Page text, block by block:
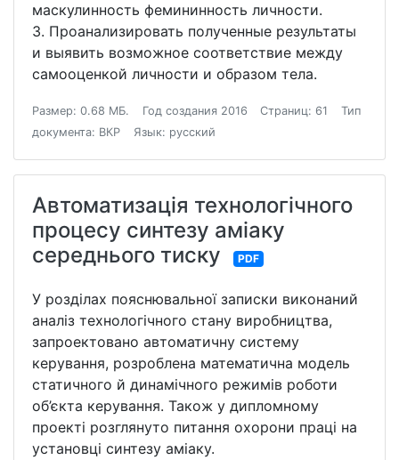
маскулинность фемининность личности.
3. Проанализировать полученные результаты
и выявить возможное соответствие между
самооценкой личности и образом тела.
Размер: 0.68 МБ. Год создания 2016 Страниц: 61
Тип
документа: ВКР
Язык: русский
Автоматизація технологічного
процесу синтезу аміаку
середнього тиску
PDF
У розділах пояснювальної записки виконаний
аналіз технологічного стану виробництва,
запроектовано автоматичну систему
керування, розроблена математична модель
статичного й динамічного режимів роботи
об’єкта керування. Також у дипломному
проекті розглянуто питання охорони праці на
установці синтезу аміаку.